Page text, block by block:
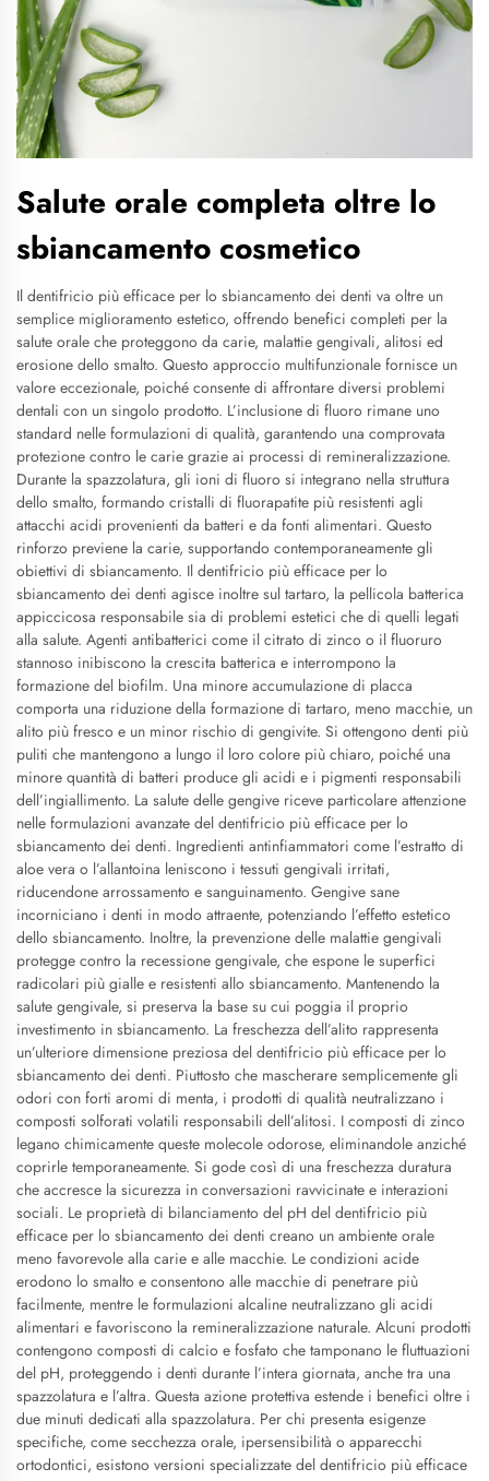
Salute orale completa oltre lo
sbiancamento cosmetico
Il dentifricio più efficace per lo sbiancamento dei denti va oltre un
semplice miglioramento estetico, offrendo benefici completi per la
salute orale che proteggono da carie, malattie gengivali, alitosi ed
erosione dello smalto. Questo approccio multifunzionale fornisce un
valore eccezionale, poiché consente di affrontare diversi problemi
dentali con un singolo prodotto. L’inclusione di fluoro rimane uno
standard nelle formulazioni di qualità, garantendo una comprovata
protezione contro le carie grazie ai processi di remineralizzazione.
Durante la spazzolatura, gli ioni di fluoro si integrano nella struttura
dello smalto, formando cristalli di fluorapatite più resistenti agli
attacchi acidi provenienti da batteri e da fonti alimentari. Questo
rinforzo previene la carie, supportando contemporaneamente gli
obiettivi di sbiancamento. Il dentifricio più efficace per lo
sbiancamento dei denti agisce inoltre sul tartaro, la pellicola batterica
appiccicosa responsabile sia di problemi estetici che di quelli legati
alla salute. Agenti antibatterici come il citrato di zinco o il fluoruro
stannoso inibiscono la crescita batterica e interrompono la
formazione del biofilm. Una minore accumulazione di placca
comporta una riduzione della formazione di tartaro, meno macchie, un
alito più fresco e un minor rischio di gengivite. Si ottengono denti più
puliti che mantengono a lungo il loro colore più chiaro, poiché una
minore quantità di batteri produce gli acidi e i pigmenti responsabili
dell’ingiallimento. La salute delle gengive riceve particolare attenzione
nelle formulazioni avanzate del dentifricio più efficace per lo
sbiancamento dei denti. Ingredienti antinfiammatori come l’estratto di
aloe vera o l’allantoina leniscono i tessuti gengivali irritati,
riducendone arrossamento e sanguinamento. Gengive sane
incorniciano i denti in modo attraente, potenziando l’effetto estetico
dello sbiancamento. Inoltre, la prevenzione delle malattie gengivali
protegge contro la recessione gengivale, che espone le superfici
radicolari più gialle e resistenti allo sbiancamento. Mantenendo la
salute gengivale, si preserva la base su cui poggia il proprio
investimento in sbiancamento. La freschezza dell’alito rappresenta
un’ulteriore dimensione preziosa del dentifricio più efficace per lo
sbiancamento dei denti. Piuttosto che mascherare semplicemente gli
odori con forti aromi di menta, i prodotti di qualità neutralizzano i
composti solforati volatili responsabili dell’alitosi. I composti di zinco
legano chimicamente queste molecole odorose, eliminandole anziché
coprirle temporaneamente. Si gode così di una freschezza duratura
che accresce la sicurezza in conversazioni ravvicinate e interazioni
sociali. Le proprietà di bilanciamento del pH del dentifricio più
efficace per lo sbiancamento dei denti creano un ambiente orale
meno favorevole alla carie e alle macchie. Le condizioni acide
erodono lo smalto e consentono alle macchie di penetrare più
facilmente, mentre le formulazioni alcaline neutralizzano gli acidi
alimentari e favoriscono la remineralizzazione naturale. Alcuni prodotti
contengono composti di calcio e fosfato che tamponano le fluttuazioni
del pH, proteggendo i denti durante l’intera giornata, anche tra una
spazzolatura e l’altra. Questa azione protettiva estende i benefici oltre i
due minuti dedicati alla spazzolatura. Per chi presenta esigenze
specifiche, come secchezza orale, ipersensibilità o apparecchi
ortodontici, esistono versioni specializzate del dentifricio più efficace